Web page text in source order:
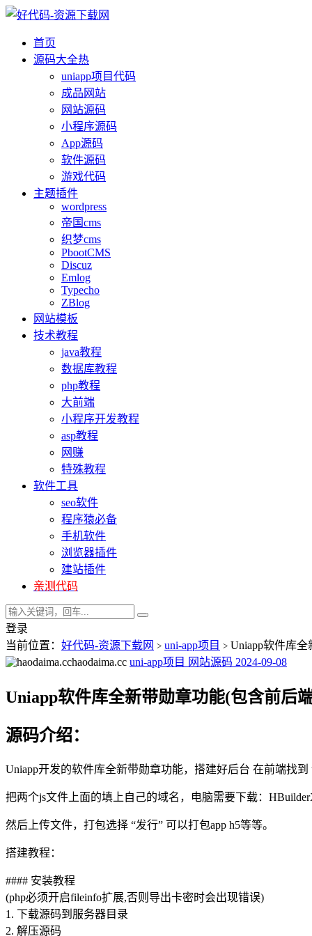
首页
源码大全热
uniapp项目代码
成品网站
网站源码
小程序源码
App源码
软件源码
游戏代码
主题插件
wordpress
帝国cms
织梦cms
PbootCMS
Discuz
Emlog
Typecho
ZBlog
网站模板
技术教程
java教程
数据库教程
php教程
大前端
小程序开发教程
asp教程
网赚
特殊教程
软件工具
seo软件
程序猿必备
手机软件
浏览器插件
建站插件
亲测代码
登录
当前位置： 好代码-资源下载网 > uni-app项目 > Uniapp软件库
haodaima.cc uni-app项目 网站源码 2024-09-08
Uniapp软件库全新带勋章功能(包含前后
源码介绍：
Uniapp开发的软件库全新带勋章功能，搭建好后台 在前端找到
把两个js文件上面的填上自己的域名，电脑需要下载：
然后上传文件，打包选择 “发行” 可以打包app h5等等。
搭建教程：
#### 安装教程
(php必须开启fileinfo扩展,否则导出卡密时会出现错误)
1. 下载源码到服务器目录
2. 解压源码